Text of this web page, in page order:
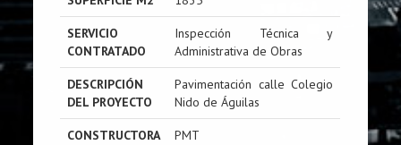
SERVICIO
CONTRATADO
Inspección Técnica y
Administrativa de Obras
DESCRIPCIÓN
DEL PROYECTO
Pavimentación calle Colegio
Nido de Águilas
CONSTRUCTORA PMT